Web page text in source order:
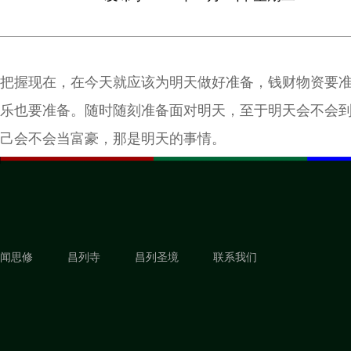
把握现在，在今天就应该为明天做好准备，钱财物资要
乐也要准备。随时随刻准备面对明天，至于明天会不会
己会不会当富豪，那是明天的事情。
闻思修 昌列寺 昌列圣境 联系我们